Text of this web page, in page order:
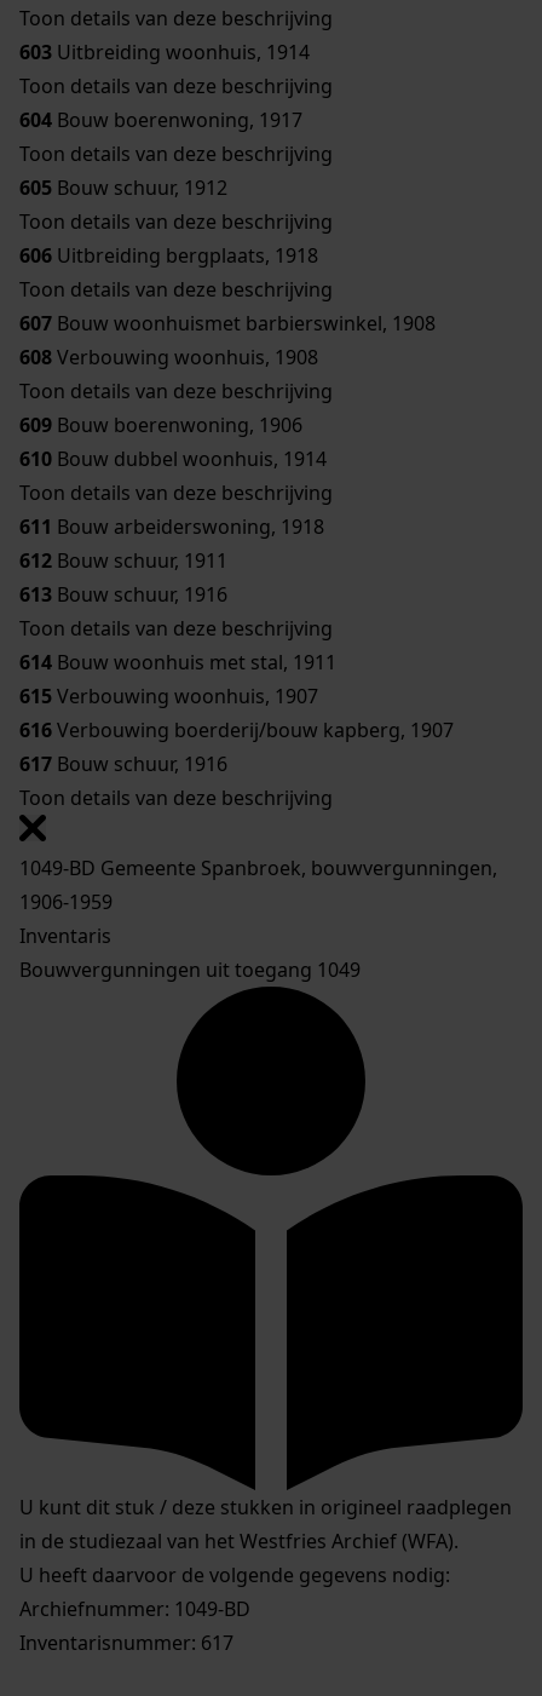
Toon details van deze beschrijving
603 Uitbreiding woonhuis, 1914
Toon details van deze beschrijving
604 Bouw boerenwoning, 1917
Toon details van deze beschrijving
605 Bouw schuur, 1912
Toon details van deze beschrijving
606 Uitbreiding bergplaats, 1918
Toon details van deze beschrijving
607 Bouw woonhuismet barbierswinkel, 1908
608Verbouwing woonhuis, 1908
Toon details van deze beschrijving
609 Bouw boerenwoning, 1906
610 Bouw dubbel woonhuis, 1914
Toon details van deze beschrijving
611 Bouw arbeiderswoning, 1918
612 Bouw schuur, 1911
613 Bouw schuur, 1916
Toon details van deze beschrijving
614 Bouw woonhuis met stal, 1911
615Verbouwing woonhuis, 1907
616Verbouwing boerderij/bouw kapberg, 1907
617 Bouw schuur, 1916
Toon details van deze beschrijving
1049-BD Gemeente Spanbroek, bouwvergunningen,
1906-1959
Inventaris
Bouwvergunningen uit toegang 1049
U kunt dit stuk / deze stukken in origineel raadplegen
in de studiezaal van het Westfries Archief (WFA).
U heeft daarvoor de volgende gegevens nodig:
Archiefnummer: 1049-BD
Inventarisnummer: 617